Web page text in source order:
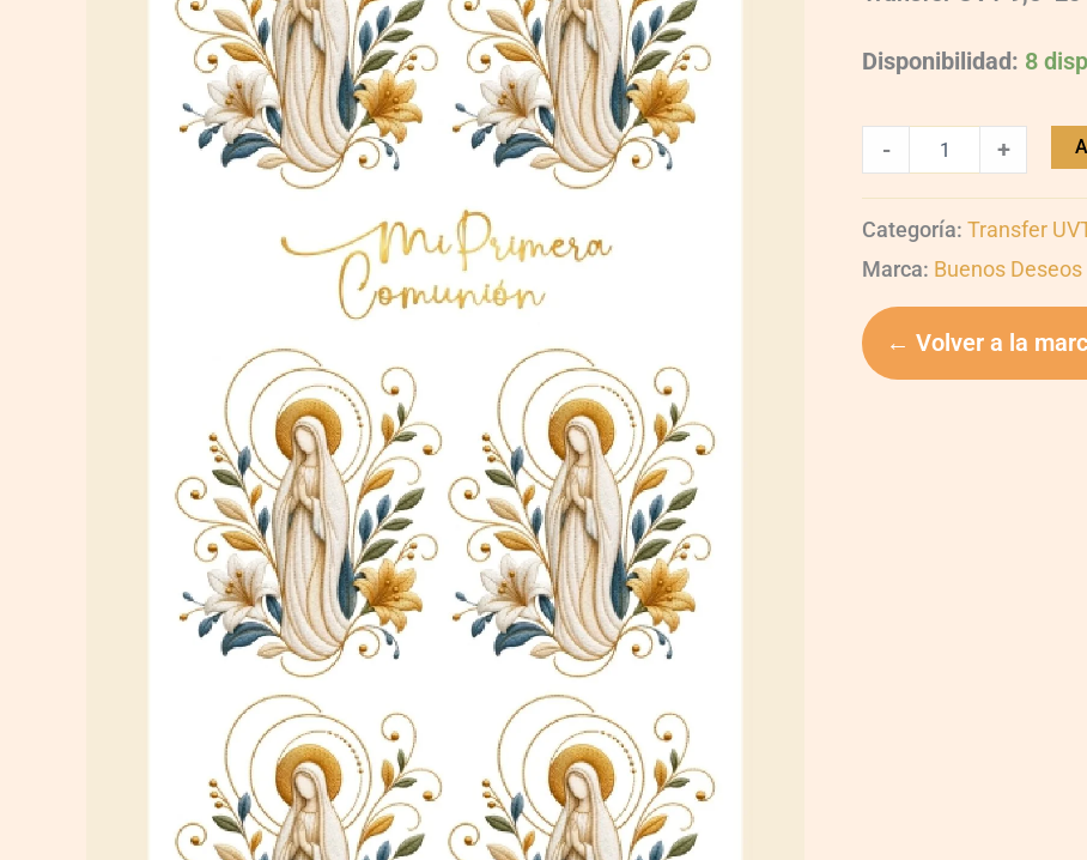
Disponibilidad: 8
- +
Categoría: Transfer
Marca: Buenos Deseos
← Volver a la